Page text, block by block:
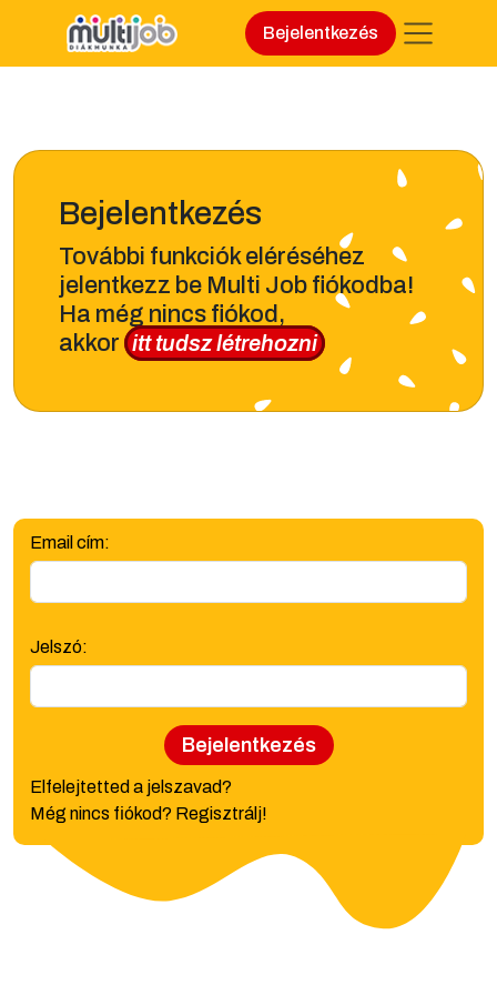
Bejelentkezés
Bejelentkezés
További funkciók eléréséhez
jelentkezz be Multi Job fiókodba!
Ha még nincs fiókod,
akkor itt tudsz létrehozni
Email cím:
Jelszó:
Bejelentkezés
Elfelejtetted a jelszavad?
Még nincs fiókod? Regisztrálj!